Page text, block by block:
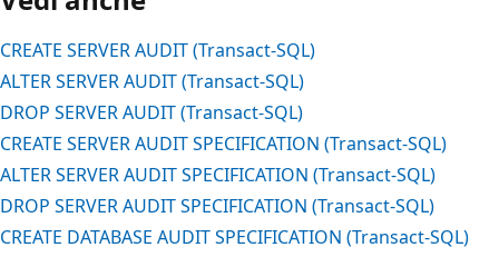
CREATE SERVER AUDIT (Transact-SQL)
ALTER SERVER AUDIT (Transact-SQL)
DROP SERVER AUDIT (Transact-SQL)
CREATE SERVER AUDIT SPECIFICATION (Transact-SQL)
ALTER SERVER AUDIT SPECIFICATION (Transact-SQL)
DROP SERVER AUDIT SPECIFICATION (Transact-SQL)
CREATE DATABASE AUDIT SPECIFICATION (Transact-SQL)